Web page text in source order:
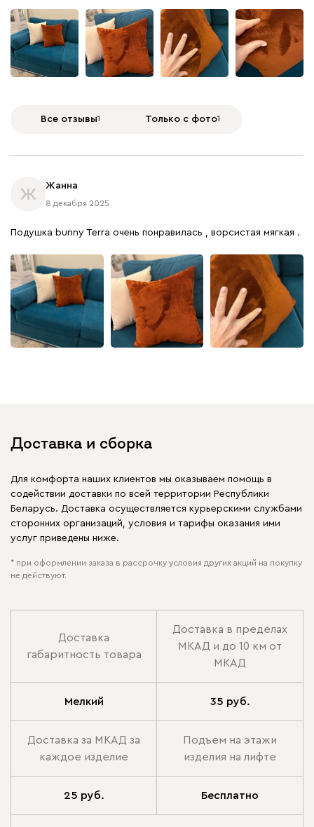
Альтеа
Атмосфера 93
Графит Серый Терракота Тёмно-синий
Все отзывы1 Только с фото1
Ж
Жанна
8 декабря 2025
Подушка bunny Terra очень понравилась , ворсистая мягкая .
Доставка и сборка
Для комфорта наших клиентов мы оказываем помощь в
содействии доставки по всей территории Республики
Беларусь. Доставка осуществляется курьерскими службами
сторонних организаций, условия и тарифы оказания ими
услуг приведены ниже.
* при оформлении заказа в рассрочку условия других акций на покупку
не действуют.
Доставка
габаритность товара
Доставка в пределах
МКАД и до 10 км от
МКАД
Мелкий 35 руб.
Доставка за МКАД за
каждое изделие
Подъем на этажи
изделия на лифте
25 руб. Бесплатно